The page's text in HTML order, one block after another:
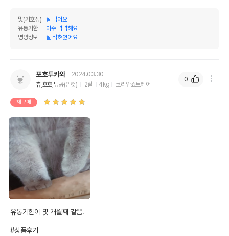
영양정보
맛(기호성)
잘 먹어요
유통기한
아주 넉넉해요
영양정보
잘 적혀있어요
포호투카와
2024.03.30
츄,호호,땅콩(암컷) 2살 4kg 코리안쇼트헤어
재구매
유통기한이 몇 개월째 같음.
#상품후기
0